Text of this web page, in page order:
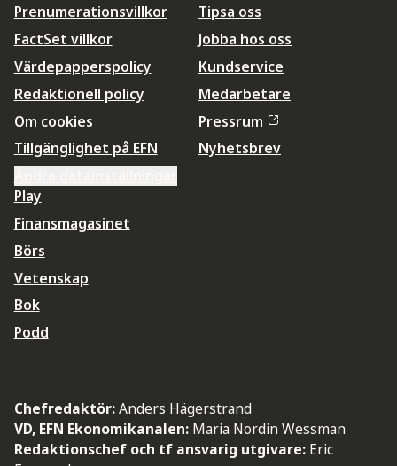
Prenumerationsvillkor
FactSet villkor
Värdepapperspolicy
Redaktionell policy
Om cookies
Tillgänglighet på EFN
Tipsa oss
Jobba hos oss
Kundservice
Medarbetare
Pressrum
Nyhetsbrev
Play
Finansmagasinet
Börs
Vetenskap
Bok
Podd
Chefredaktör:Anders Hägerstrand
VD, EFN Ekonomikanalen: Maria Nordin Wessman
Redaktionschef och tf ansvarig utgivare: Eric